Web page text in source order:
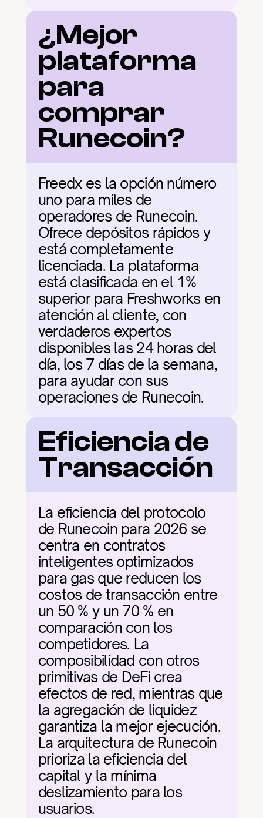
¿Mejor
plataforma
para
comprar
Runecoin?
Freedx es la opción número
uno para miles de
operadores de Runecoin.
Ofrece depósitos rápidos y
está completamente
licenciada. La plataforma
está clasificada en el 1%
superior para Freshworks en
atención al cliente, con
verdaderos expertos
disponibles las 24 horas del
día, los 7 días de la semana,
para ayudar con sus
operaciones de Runecoin.
Eficiencia de
Transacción
La eficiencia del protocolo
de Runecoin para 2026 se
centra en contratos
inteligentes optimizados
para gas que reducen los
costos de transacción entre
un 50 % y un 70 % en
comparación con los
competidores. La
composibilidad con otros
primitivas de DeFi crea
efectos de red, mientras que
la agregación de liquidez
garantiza la mejor ejecución.
La arquitectura de Runecoin
prioriza la eficiencia del
capital y la mínima
deslizamiento para los
usuarios.